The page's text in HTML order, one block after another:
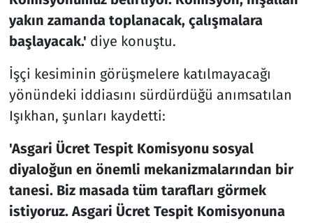
yakın zamanda toplanacak, çalışmalara
başlayacak.' diye konuştu.
İşçi kesiminin görüşmelere katılmayacağı
yönündeki iddiasını sürdürdüğü anımsatılan
Işıkhan, şunları kaydetti:
'Asgari Ücret Tespit Komisyonu sosyal
diyaloğun en önemli mekanizmalarından bir
tanesi. Biz masada tüm tarafları görmek
istiyoruz. Asgari Ücret Tespit Komisyonuna